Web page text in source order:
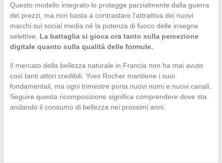
Questo modello integrato lo protegge parzialmente dalla guerra
dei prezzi, ma non basta a contrastare l’attrattiva dei nuovi
marchi sui social media né la potenza di fuoco delle insegne
selettive. La battaglia si gioca ora tanto sulla percezione
digitale quanto sulla qualità delle formule.
Il mercato della bellezza naturale in Francia non ha mai avuto
così tanti attori credibili. Yves Rocher mantiene i suoi
fondamentali, ma ogni trimestre porta nuovi nomi e nuovi canali.
Seguire questa ricomposizione significa comprendere dove sta
andando il consumo di bellezza nei prossimi anni.